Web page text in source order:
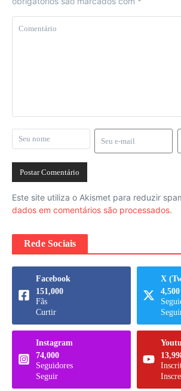
Este site utiliza o Akismet para reduzir
dados em comentários são processados.
Rede Sociais
Facebook
151,000
Fãs
Curtir
X
4,500
Instagram
74,000
Seguidores
Seguir